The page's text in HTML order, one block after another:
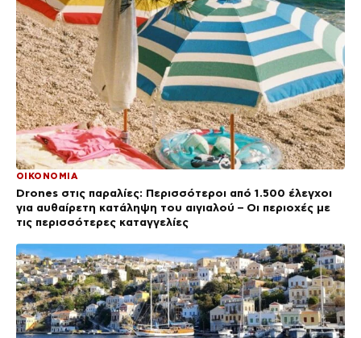
ΟΙΚΟΝΟΜΙΑ
Drones στις παραλίες: Περισσότεροι από 1.500 έλεγχοι
για αυθαίρετη κατάληψη του αιγιαλού – Οι περιοχές με
τις περισσότερες καταγγελίες